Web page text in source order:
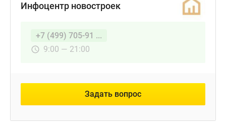
Инфоцентр новостроек
+7 (499) 705-91 ...
9:00 — 21:00
Задать вопрос